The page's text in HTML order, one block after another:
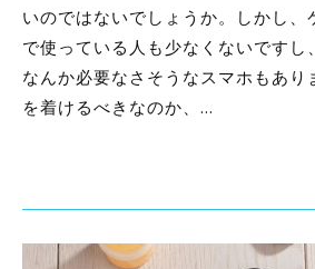
いのではないでしょうか。しかし、
で使っている人も少なくないですし
なんか必要なさそうなスマホもあり
を着けるべきなのか、…